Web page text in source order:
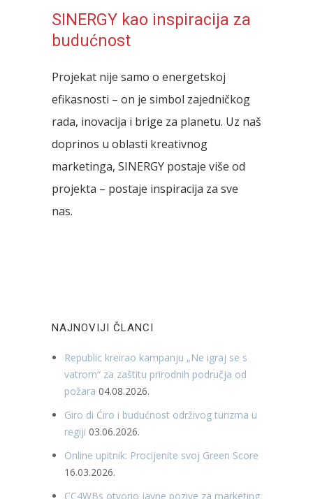
SINERGY kao inspiracija za
budućnost
Projekat nije samo o energetskoj
efikasnosti – on je simbol zajedničkog
rada, inovacija i brige za planetu. Uz naš
doprinos u oblasti kreativnog
marketinga, SINERGY postaje više od
projekta – postaje inspiracija za sve
nas.
NAJNOVIJI ČLANCI
Republic kreirao kampanju „Ne igraj se s
vatrom“ za zaštitu prirodnih područja od
požara 04.08.2026.
Giro di Ćiro i budućnost održivog turizma u
regiji 03.06.2026.
Online upitnik: Procijenite svoj Green Score
16.03.2026.
CC4WBs otvorio javne pozive za marketing